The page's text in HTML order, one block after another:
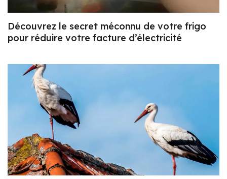
Découvrez le secret méconnu de votre frigo
pour réduire votre facture d’électricité